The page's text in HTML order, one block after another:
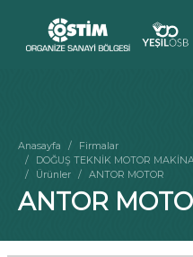
Anasayfa
Firmalar
DOĞUŞ TEKNİK MOTOR
Ürünler
ANTOR MOTOR
ANTOR